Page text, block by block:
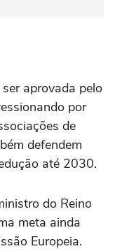
aprovada pelo
por
de
defendem
até 2030.
do Reino
meta ainda
Europeia.